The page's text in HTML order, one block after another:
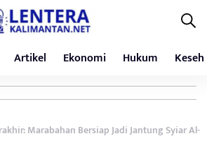
Artikel Ekonomi Hukum
Marabahan Bersiap Jadi Jantung Syiar Al-